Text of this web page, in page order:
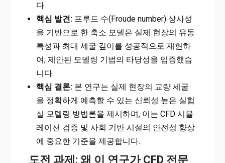
다.
핵심 발견:프루드 수(Froude number) 상사성
을 기반으로 한 축소 모델은 실제 현장의 유동
특성과 최대 세굴 깊이를 성공적으로 재현하
여, 제안된 모델링 기법의 타당성을 입증했습
니다.
핵심 결론:본 연구는 실제 현장의 교량 세굴
을 정확하게 예측할 수 있는 신뢰성 높은 실험
실 모델링 방법론을 제시하며, 이는 CFD 시뮬
레이션 검증 및 사회 기반 시설의 안전성 향상
에 중요한 기준을 제공합니다.
도전 과제: 왜 이 연구가 CFD 전문